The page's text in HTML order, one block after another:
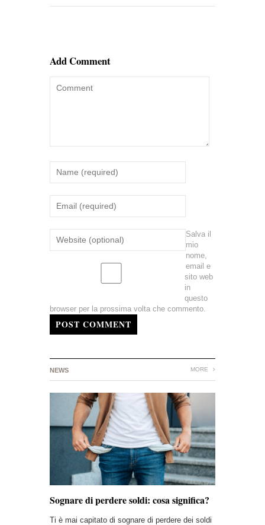
Add Comment
Salva il
mio
nome,
email e
sito web
in
questo
browser per la prossima volta che commento.
POST COMMENT
NEWS MORE
Sognare di perdere soldi: cosa significa?
Ti è mai capitato di sognare di perdere dei soldi